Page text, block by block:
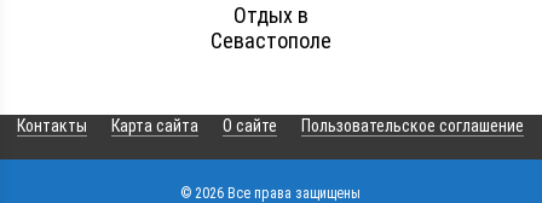
Отдых в
Севастополе
Контакты Карта сайта О сайте Пользовательское соглашение
© 2026 Все права защищены